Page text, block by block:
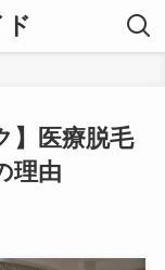
ド
】医療脱毛
理由